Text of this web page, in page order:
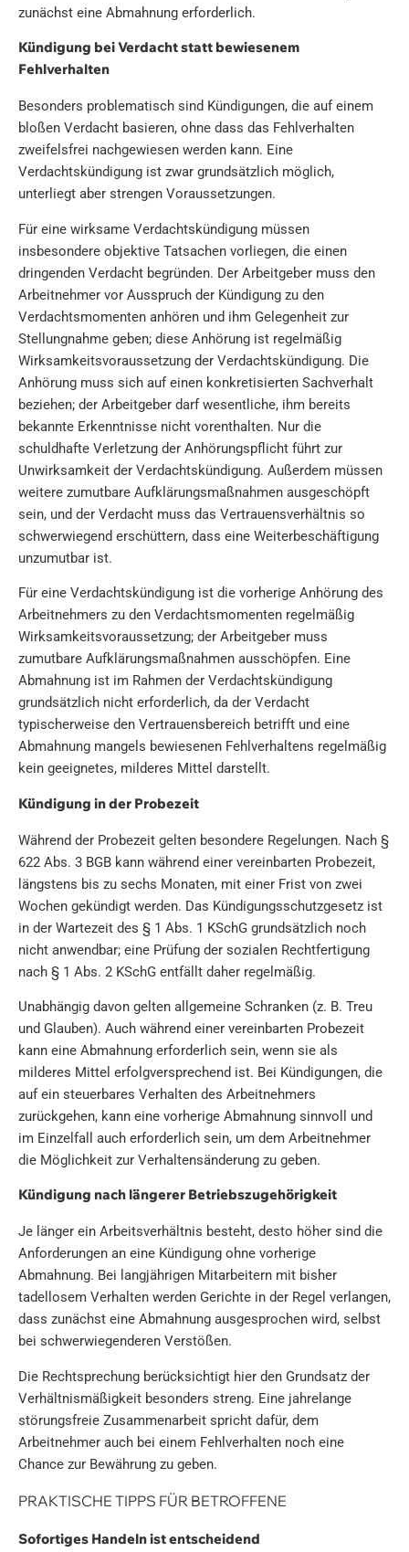
zunächst eine Abmahnung erforderlich.
Kündigung bei Verdacht statt bewiesenem
Fehlverhalten
Besonders problematisch sind Kündigungen, die auf einem
bloßen Verdacht basieren, ohne dass das Fehlverhalten
zweifelsfrei nachgewiesen werden kann. Eine
Verdachtskündigung ist zwar grundsätzlich möglich,
unterliegt aber strengen Voraussetzungen.
Für eine wirksame Verdachtskündigung müssen
insbesondere objektive Tatsachen vorliegen, die einen
dringenden Verdacht begründen. Der Arbeitgeber muss den
Arbeitnehmer vor Ausspruch der Kündigung zu den
Verdachtsmomenten anhören und ihm Gelegenheit zur
Stellungnahme geben; diese Anhörung ist regelmäßig
Wirksamkeitsvoraussetzung der Verdachtskündigung. Die
Anhörung muss sich auf einen konkretisierten Sachverhalt
beziehen; der Arbeitgeber darf wesentliche, ihm bereits
bekannte Erkenntnisse nicht vorenthalten. Nur die
schuldhafte Verletzung der Anhörungspflicht führt zur
Unwirksamkeit der Verdachtskündigung. Außerdem müssen
weitere zumutbare Aufklärungsmaßnahmen ausgeschöpft
sein, und der Verdacht muss das Vertrauensverhältnis so
schwerwiegend erschüttern, dass eine Weiterbeschäftigung
unzumutbar ist.
Für eine Verdachtskündigung ist die vorherige Anhörung des
Arbeitnehmers zu den Verdachtsmomenten regelmäßig
Wirksamkeitsvoraussetzung; der Arbeitgeber muss
zumutbare Aufklärungsmaßnahmen ausschöpfen. Eine
Abmahnung ist im Rahmen der Verdachtskündigung
grundsätzlich nicht erforderlich, da der Verdacht
typischerweise den Vertrauensbereich betrifft und eine
Abmahnung mangels bewiesenen Fehlverhaltens regelmäßig
kein geeignetes, milderes Mittel darstellt.
Kündigung in der Probezeit
Während der Probezeit gelten besondere Regelungen. Nach §
622 Abs. 3 BGB kann während einer vereinbarten Probezeit,
längstens bis zu sechs Monaten, mit einer Frist von zwei
Wochen gekündigt werden. Das Kündigungsschutzgesetz ist
in der Wartezeit des § 1 Abs. 1 KSchG grundsätzlich noch
nicht anwendbar; eine Prüfung der sozialen Rechtfertigung
nach § 1 Abs. 2 KSchG entfällt daher regelmäßig.
Unabhängig davon gelten allgemeine Schranken (z. B. Treu
und Glauben). Auch während einer vereinbarten Probezeit
kann eine Abmahnung erforderlich sein, wenn sie als
milderes Mittel erfolgversprechend ist. Bei Kündigungen, die
auf ein steuerbares Verhalten des Arbeitnehmers
zurückgehen, kann eine vorherige Abmahnung sinnvoll und
im Einzelfall auch erforderlich sein, um dem Arbeitnehmer
die Möglichkeit zur Verhaltensänderung zu geben.
Kündigung nach längerer Betriebszugehörigkeit
Je länger ein Arbeitsverhältnis besteht, desto höher sind die
Anforderungen an eine Kündigung ohne vorherige
Abmahnung. Bei langjährigen Mitarbeitern mit bisher
tadellosem Verhalten werden Gerichte in der Regel verlangen,
dass zunächst eine Abmahnung ausgesprochen wird, selbst
bei schwerwiegenderen Verstößen.
Die Rechtsprechung berücksichtigt hier den Grundsatz der
Verhältnismäßigkeit besonders streng. Eine jahrelange
störungsfreie Zusammenarbeit spricht dafür, dem
Arbeitnehmer auch bei einem Fehlverhalten noch eine
Chance zur Bewährung zu geben.
PRAKTISCHE TIPPS FÜR BETROFFENE
Sofortiges Handeln ist entscheidend